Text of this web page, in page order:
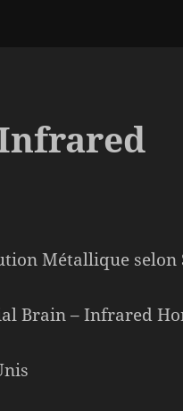
Métallique selon
Brain – Infrared